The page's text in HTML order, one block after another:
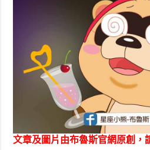
文章及圖片由布魯斯官網原創，